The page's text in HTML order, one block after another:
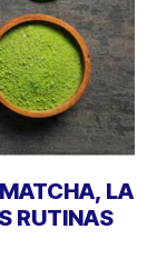
LA
RUTINAS